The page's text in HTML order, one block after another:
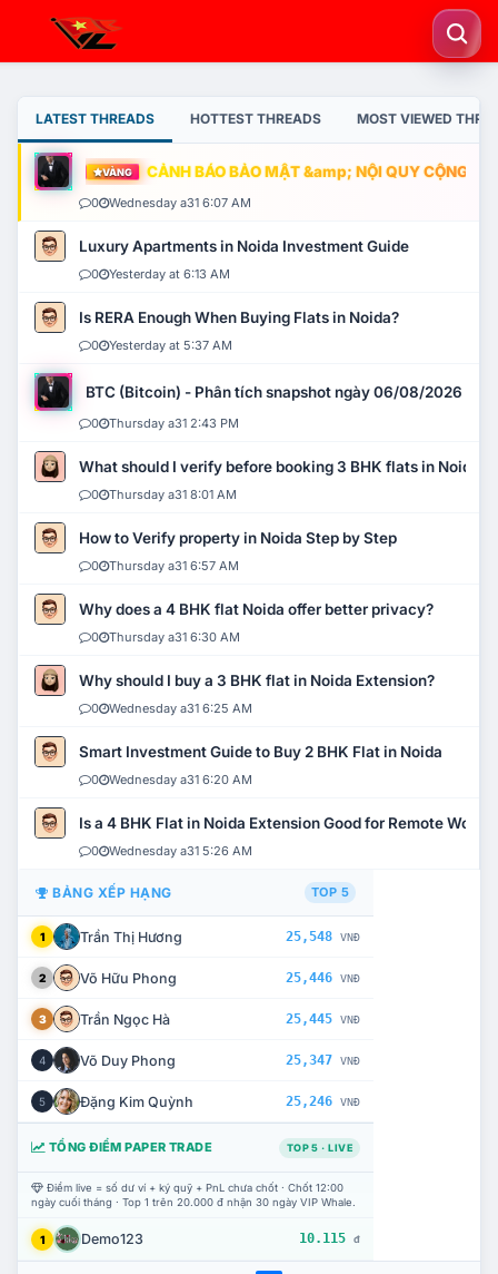
LATEST THREADS HOTTEST THREADS MOST VIEWED
VÀNG CẢNH BÁO BẢO MẬT &amp; NỘI QUY CỘNG
0 Wednesday a31 6:07 AM
Luxury Apartments in Noida Investment Guide
0 Yesterday at 6:13 AM
Is RERA Enough When Buying Flats in Noida?
0 Yesterday at 5:37 AM
BTC (Bitcoin) - Phân tích snapshot ngày 06/08/2026
0 Thursday a31 2:43 PM
What should I verify before booking 3 BHK flats in Noida?
0 Thursday a31 8:01 AM
How to Verify property in Noida Step by Step
0 Thursday a31 6:57 AM
Why does a 4 BHK flat Noida offer better privacy?
0 Thursday a31 6:30 AM
Why should I buy a 3 BHK flat in Noida Extension?
0 Wednesday a31 6:25 AM
Smart Investment Guide to Buy 2 BHK Flat in Noida
0 Wednesday a31 6:20 AM
Is a 4 BHK Flat in Noida Extension Good for Remote Work?
0 Wednesday a31 5:26 AM
BẢNG XẾP HẠNG TOP 5
1 Trần Thị Hương 25,548 VNĐ
2 Võ Hữu Phong 25,446 VNĐ
3 Trần Ngọc Hà 25,445 VNĐ
4 Võ Duy Phong 25,347 VNĐ
5 Đặng Kim Quỳnh 25,246 VNĐ
TỔNG ĐIỂM PAPER TRADE TOP 5 · LIVE
Điểm live = số dư ví + ký quỹ + PnL chưa chốt · Chốt 12:00
ngày cuối tháng · Top 1 trên 20.000 đ nhận 30 ngày VIP Whale.
1 Demo123 10.115 đ